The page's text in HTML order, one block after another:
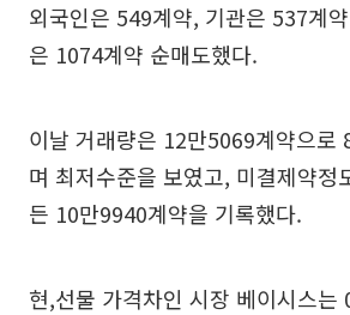
외국인은 549계약, 기관은 537계
은 1074계약 순매도했다.
이날 거래량은 12만5069계약으로
며 최저수준을 보였고, 미결제약정
든 10만9940계약을 기록했다.
현,선물 가격차인 시장 베이시스는